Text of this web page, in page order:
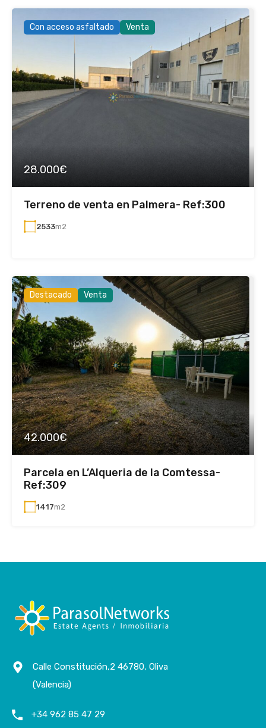
Con acceso asfaltado Venta
28.000€
Terreno de venta en Palmera- Ref:300
2533m2
Destacado Venta
42.000€
Parcela en L’Alqueria de la Comtessa-
Ref:309
1417m2
Calle Constitución,2 46780, Oliva
(Valencia)
+34 962 85 47 29